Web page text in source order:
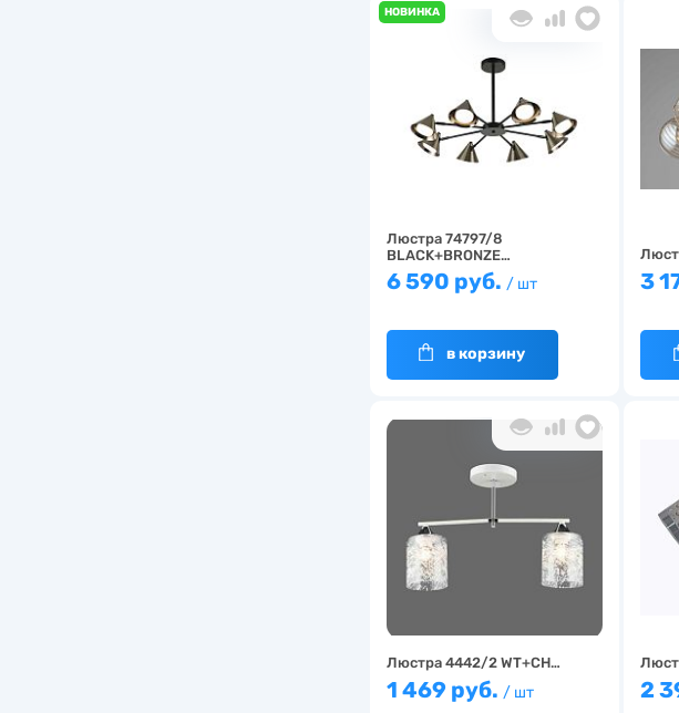
НОВИНКА
Люстра 74797/8
BLACK+BRONZE…
6 590 руб. / шт
в корзину
3
Люстра 4442/2 WT+CH…
1 469 руб. / шт 2